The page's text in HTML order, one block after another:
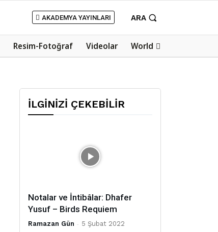
AKADEMYA YAYINLARI ARA
Resim-Fotoğraf Videolar World
İLGİNİZİ ÇEKEBİLİR
Notalar ve İntibâlar: Dhafer
Yusuf – Birds Requiem
Ramazan Gün - 5 Şubat 2022